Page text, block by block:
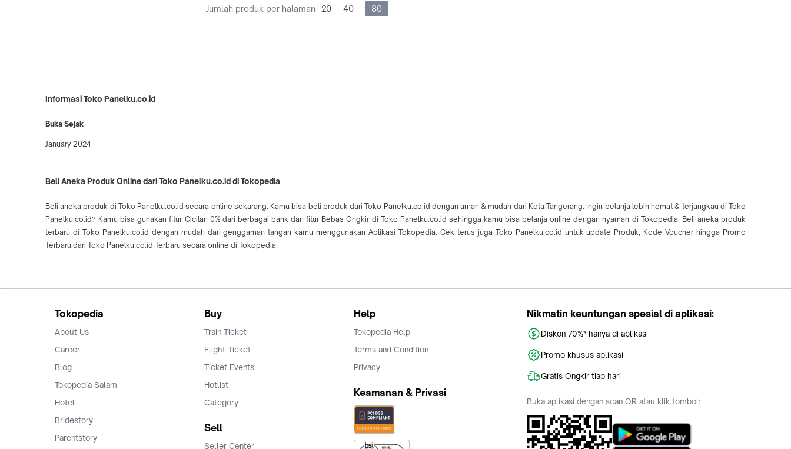
Jumlah produk per halaman 20 40 80
Informasi Toko Panelku.co.id
Buka Sejak
January 2024
Beli Aneka Produk Online dari Toko Panelku.co.id di Tokopedia
Beli aneka produk di Toko Panelku.co.id secara online sekarang. Kamu bisa beli produk dari Toko Panelku.co.id dengan aman & mudah dari Kota Tangerang. Ingin belanja lebih hemat & terjangkau di Toko
Panelku.co.id? Kamu bisa gunakan fitur Cicilan 0% dari berbagai bank dan fitur Bebas Ongkir di Toko Panelku.co.id sehingga kamu bisa belanja online dengan nyaman di Tokopedia. Beli aneka produk
terbaru di Toko Panelku.co.id dengan mudah dari genggaman tangan kamu menggunakan Aplikasi Tokopedia. Cek terus juga Toko Panelku.co.id untuk update Produk, Kode Voucher hingga Promo
Terbaru dari Toko Panelku.co.id Terbaru secara online di Tokopedia!
Tokopedia
About Us
Career
Blog
Tokopedia Salam
Hotel
Bridestory
Parentstory
Buy
Train Ticket
Flight Ticket
Ticket Events
Hotlist
Category
Sell
Seller Center
Help
Tokopedia Help
Terms and Condition
Privacy
Keamanan & Privasi
Nikmatin keuntungan spesial di aplikasi:
Diskon 70%* hanya di aplikasi
Promo khusus aplikasi
Gratis Ongkir tiap hari
Buka aplikasi dengan scan QR atau klik tombol: